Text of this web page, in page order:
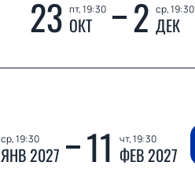
23 пт, 19:30
ОКТ 2 ср, 19:30
ДЕК
ср, 19:30
ЯНВ 2027 11 чт, 19:30
ФЕВ 2027